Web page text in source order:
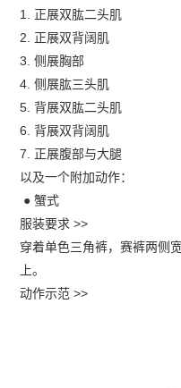
1. 正展双肱二头肌
2. 正展双背阔肌
3. 侧展胸部
4. 侧展肱三头肌
5. 背展双肱二头肌
6. 背展双背阔肌
7. 正展腹部与大腿
以及一个附加动作：
● 蟹式
服装要求 >>
穿着单色三角裤，赛裤两侧
上。
动作示范 >>